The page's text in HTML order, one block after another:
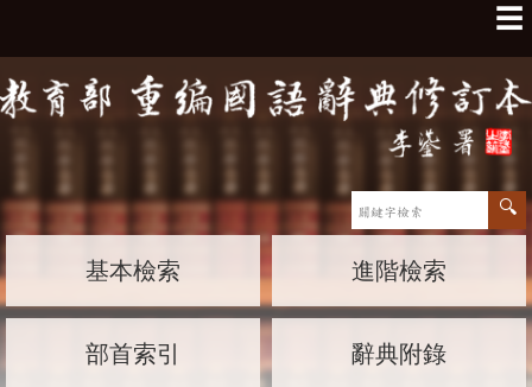
☰
基本檢索 進階檢索
部首索引 辭典附錄